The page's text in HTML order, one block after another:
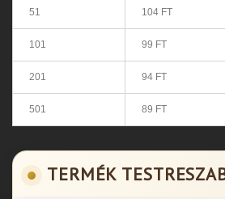
51 104 FT
101 99 FT
201 94 FT
501 89 FT
TERMÉK